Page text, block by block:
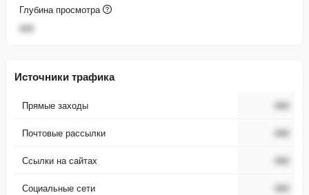
Глубина просмотра
###
Источники трафика
Прямые заходы ###
Почтовые рассылки ###
Ссылки на сайтах ###
Социальные сети ###